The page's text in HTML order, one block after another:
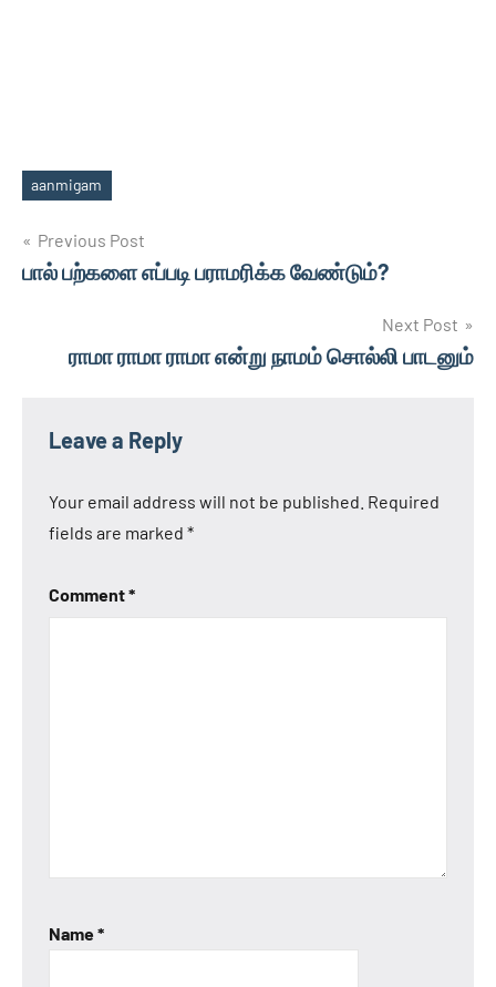
Tags
aanmigam
Post
navigation
Previous Post
பால் பற்களை எப்படி பராமரிக்க வேண்டும்?
Next Post
ராமா ராமா ராமா என்று நாமம் சொல்லி பாடனும்
Leave a Reply
Your email address will not be published. Required
fields are marked *
Comment*
Name*